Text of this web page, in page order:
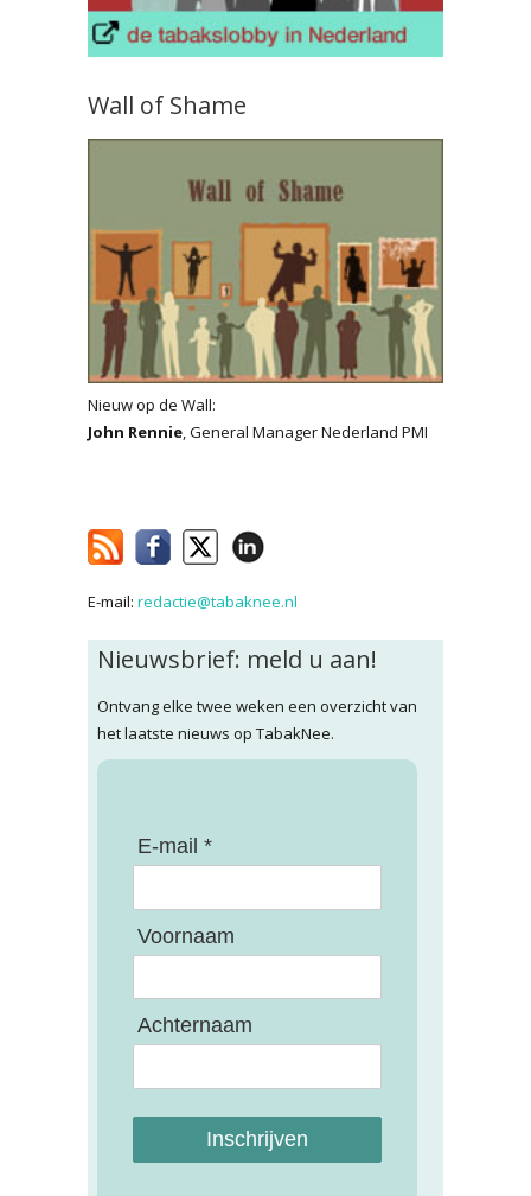
Wall of Shame
Nieuw op de Wall:
John Rennie, General Manager Nederland PMI
E-mail: redactie@tabaknee.nl
Nieuwsbrief: meld u aan!
Ontvang elke twee weken een overzicht van
het laatste nieuws op TabakNee.
E-mail *
Voornaam
Achternaam
Inschrijven